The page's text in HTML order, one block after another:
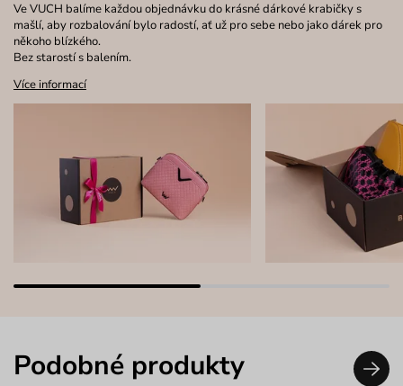
Ve VUCH balíme každou objednávku do krásné dárkové krabičky s
mašlí, aby rozbalování bylo radostí, ať už pro sebe nebo jako dárek pro
někoho blízkého.
Bez starostí s balením.
Více informací
Podobné produkty